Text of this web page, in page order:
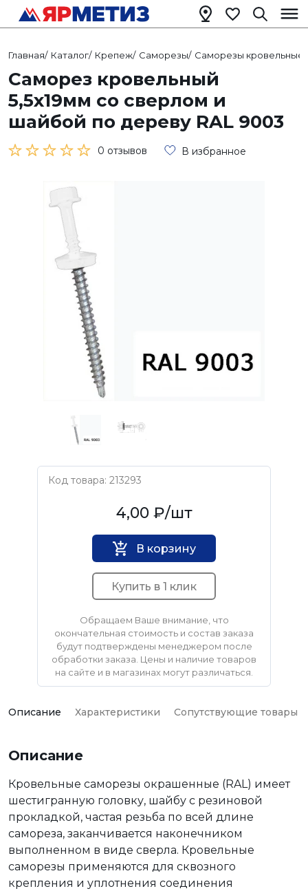
Главная/ Каталог/ Крепеж/ Саморезы/ Саморезы кровельные
Саморез кровельный
5,5х19мм со сверлом и
шайбой по дереву RAL 9003
0 отзывов В избранное
Код товара: 213293
4,00 ₽/шт
В корзину
Купить в 1 клик
Обращаем Ваше внимание, что
окончательная стоимость и состав заказа
будут подтверждены менеджером после
обработки заказа. Цены и наличие товаров
на сайте и в магазинах могут различаться.
Описание Характеристики Сопутствующие товары
Описание
Кровельные саморезы окрашенные (RAL) имеет
шестигранную головку, шайбу с резиновой
прокладкой, частая резьба по всей длине
самореза, заканчивается наконечником
выполненном в виде сверла. Кровельные
саморезы применяются для сквозного
крепления и уплотнения соединения